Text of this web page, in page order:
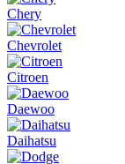
Chery
Chevrolet
Citroen
Daewoo
Daihatsu